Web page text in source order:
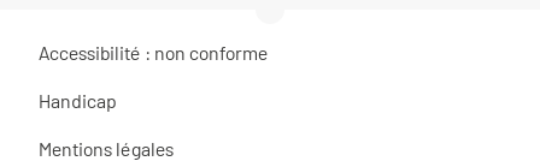
Accessibilité : non conforme
Handicap
Mentions légales